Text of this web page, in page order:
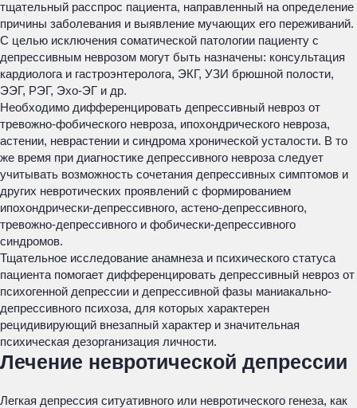
тщательный расспрос пациента, направленный на определение
причины заболевания и выявление мучающих его переживаний.
С целью исключения соматической патологии пациенту с
депрессивным неврозом могут быть назначены: консультация
кардиолога и гастроэнтеролога, ЭКГ, УЗИ брюшной полости,
ЭЭГ, РЭГ, Эхо-ЭГ и др.
Необходимо дифференцировать депрессивный невроз от
тревожно-фобического невроза, ипохондрического невроза,
астении, неврастении и синдрома хронической усталости. В то
же время при диагностике депрессивного невроза следует
учитывать возможность сочетания депрессивных симптомов и
других невротических проявлений с формированием
ипохондрически-депрессивного, астено-депрессивного,
тревожно-депрессивного и фобически-депрессивного
синдромов.
Тщательное исследование анамнеза и психического статуса
пациента помогает дифференцировать депрессивный невроз от
психогенной депрессии и депрессивной фазы маниакально-
депрессивного психоза, для которых характерен
рецидивирующий внезапный характер и значительная
психическая дезорганизация личности.
Лечение невротической депрессии
Легкая депрессия ситуативного или невротического генеза, как